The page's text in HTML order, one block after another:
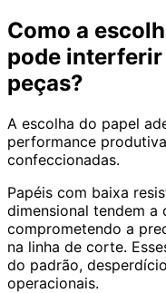
Como a
pode
peças?
A escolha do papel
performance
confeccionadas.
Papéis com baixa
dimensional tendem a
comprometendo a
na linha de corte.
do padrão,
operacionais.